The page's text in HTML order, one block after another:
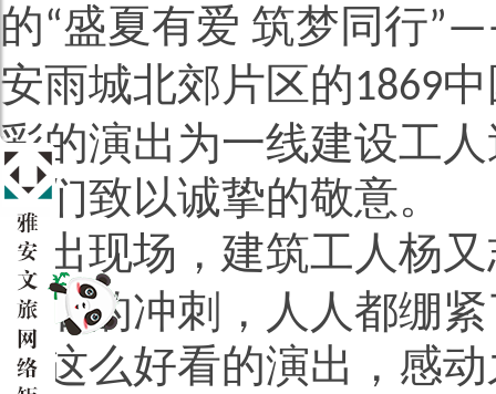
的“盛夏有爱 筑梦同行
安雨城北郊片区的1869
彩的演出为一线建设工
他们致以诚挚的敬意。
演出现场，建筑工人杨又
最后的冲刺，人人都绷
场这么好看的演出，感